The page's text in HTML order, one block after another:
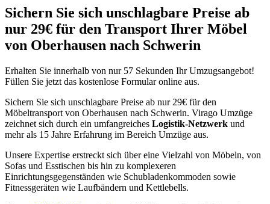
Sichern Sie sich unschlagbare Preise ab
nur 29€ für den Transport Ihrer Möbel
von Oberhausen nach Schwerin
Erhalten Sie innerhalb von nur 57 Sekunden Ihr Umzugsangebot!
Füllen Sie jetzt das kostenlose Formular online aus.
Sichern Sie sich unschlagbare Preise ab nur 29€ für den
Möbeltransport von Oberhausen nach Schwerin. Virago Umzüge
zeichnet sich durch ein umfangreiches Logistik-Netzwerk und
mehr als 15 Jahre Erfahrung im Bereich Umzüge aus.
Unsere Expertise erstreckt sich über eine Vielzahl von Möbeln, von
Sofas und Esstischen bis hin zu komplexeren
Einrichtungsgegenständen wie Schubladenkommoden sowie
Fitnessgeräten wie Laufbändern und Kettlebells.